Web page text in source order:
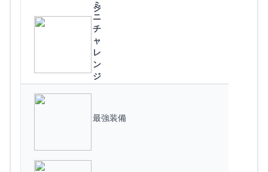
ジ
ミ
ニ
チ
ャ
レ
ン
ジ
最強装備